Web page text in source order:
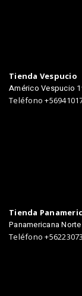
Tienda Vespucio
Américo Vespucio
Teléfono
Tienda
Panamericana
Teléfono